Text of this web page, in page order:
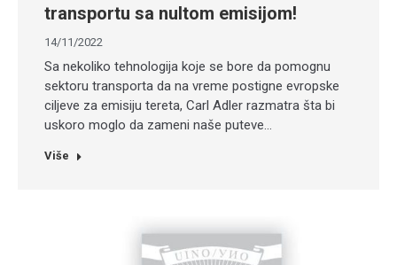
transportu sa nultom emisijom!
14/11/2022
Sa nekoliko tehnologija koje se bore da pomognu
sektoru transporta da na vreme postigne evropske
ciljeve za emisiju tereta, Carl Adler razmatra šta bi
uskoro moglo da zameni naše puteve…
Više